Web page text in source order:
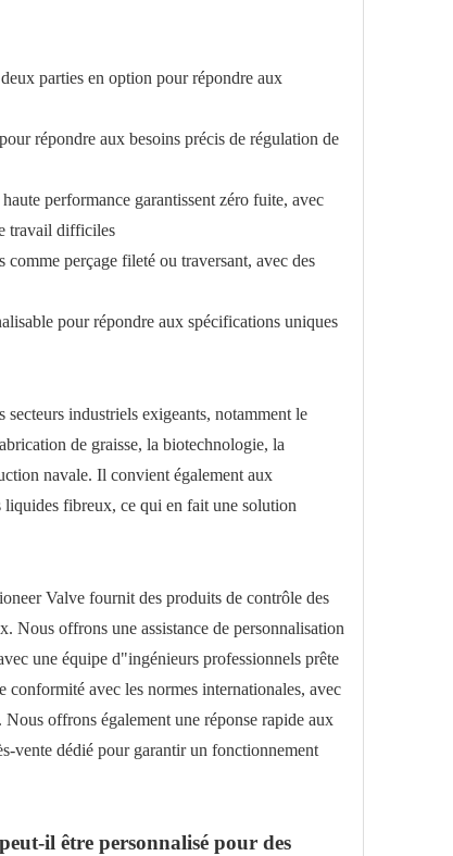
parties en option pour répondre aux
répondre aux besoins précis de régulation de
performance garantissent zéro fuite, avec
travail difficiles
perçage fileté ou traversant, avec des
pour répondre aux spécifications uniques
secteurs industriels exigeants, notamment le
de graisse, la biotechnologie, la
navale. Il convient également aux
liquides fibreux, ce qui en fait une solution
Valve fournit des produits de contrôle des
Nous offrons une assistance de personnalisation
une équipe d"ingénieurs professionnels prête
conformité avec les normes internationales, avec
offrons également une réponse rapide aux
vente dédié pour garantir un fonctionnement
il être personnalisé pour des